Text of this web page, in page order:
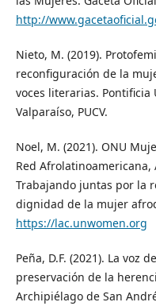
http://
Nieto, M. (2019).
reconfiguración de la
voces literarias. Pontificia
Valparaíso, PUCV.
Noel, M. (2021). ONU
Red
Trabajando juntas por la
dignidad de la mujer
https://lac.unwomen.org
Peña, D.F. (2021). La voz
preservación de la
Archipiélago de San